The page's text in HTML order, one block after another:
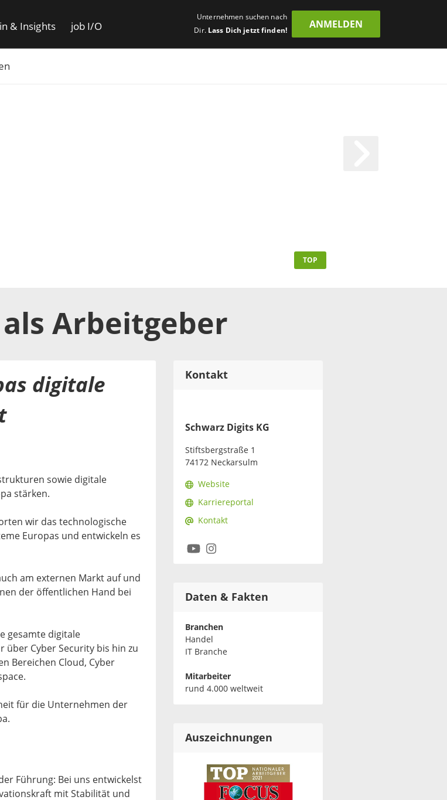
& Insights job I/O
Unternehmen suchen nach
Dir. Lass Dich jetzt finden!
ANMELDEN
TOP
als Arbeitgeber
digitale
sowie digitale
stärken.
wir das technologische
Europas und entwickeln es
am externen Markt auf und
der öffentlichen Hand bei
gesamte digitale
Cyber Security bis hin zu
Bereichen Cloud, Cyber
für die Unternehmen der
Führung: Bei uns entwickelst
mit Stabilität und
Kontakt
Schwarz Digits KG
Stiftsbergstraße 1
74172 Neckarsulm
Website
Karriereportal
Kontakt
Daten & Fakten
Branchen
Handel
IT Branche
Mitarbeiter
rund 4.000 weltweit
Auszeichnungen